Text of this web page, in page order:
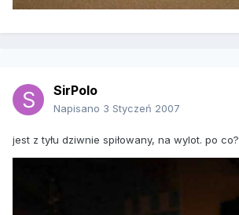
SirPolo
Napisano 3 Styczeń 2007
jest z tyłu dziwnie spiłowany, na wylot. po co?